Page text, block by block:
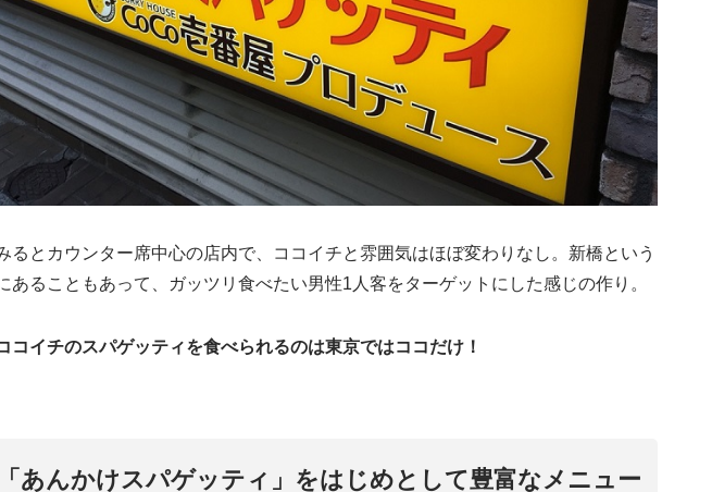
るとカウンター席中心の店内で、ココイチと雰囲気はほぼ変わりなし。新橋という
あることもあって、ガッツリ食べたい男性1人客をターゲットにした感じの作り。
コイチのスパゲッティを食べられるのは東京ではココだけ！
あんかけスパゲッティ」をはじめとして豊富なメニュー